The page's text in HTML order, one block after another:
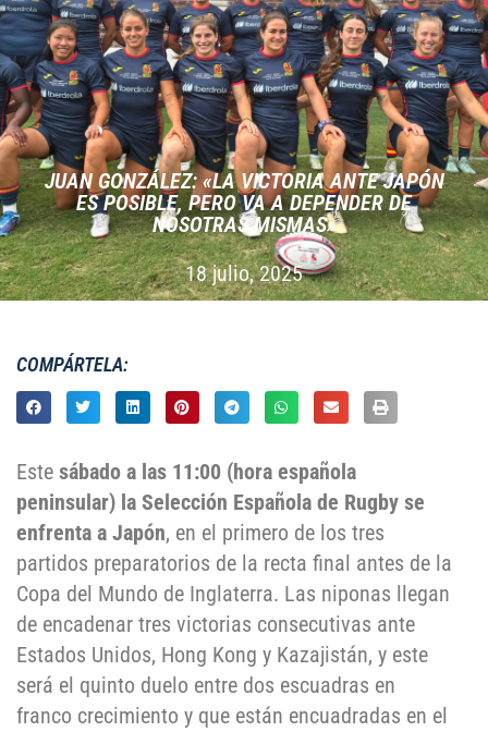
JUAN GONZÁLEZ: «LA VICTORIA ANTE JAPÓN
ES POSIBLE, PERO VA A DEPENDER DE
NOSOTRAS MISMAS»
18 julio, 2025
COMPÁRTELA:
Este sábado a las 11:00 (hora española
peninsular) la Selección Española de Rugby se
enfrenta a Japón, en el primero de los tres
partidos preparatorios de la recta final antes de la
Copa del Mundo de Inglaterra. Las niponas llegan
de encadenar tres victorias consecutivas ante
Estados Unidos, Hong Kong y Kazajistán, y este
será el quinto duelo entre dos escuadras en
franco crecimiento y que están encuadradas en el